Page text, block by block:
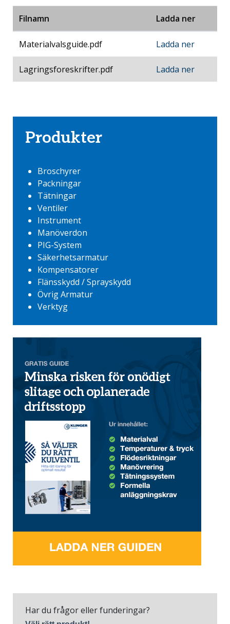
Filnamn Ladda ner
Materialvalsguide.pdf Ladda ner
Lagringsforeskrifter.pdf Ladda ner
Produkter
Broschyrer
Packningar
Tätningar
Ventiler
Instrument
Manöverdon
PIG-System
Säkerhetsarmatur
Kompensatorer
Flänsskydd / Sprayskydd
Övrig Armatur
Verktyg
Har du frågor eller funderingar?